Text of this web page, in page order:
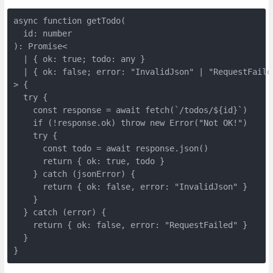
async function getTodo(
  id: number
): Promise<
  | { ok: true; todo: any }
| { ok: false; error: "InvalidJson" |
> {
  try {
    const response = await fetch(`/todos/${id}`)
    if (!response.ok) throw new Error("Not OK!")
    try {
      const todo = await response.json()
      return { ok: true, todo }
    } catch (jsonError) {
      return { ok: false, error: "InvalidJson" }
    }
  } catch (error) {
    return { ok: false, error: "RequestFailed" }
  }
}